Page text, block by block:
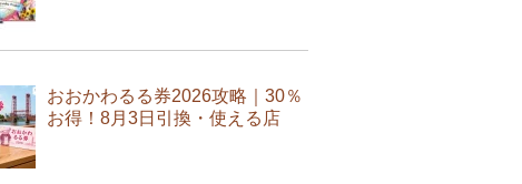
おおかわるる券2026攻略｜30％
お得！8月3日引換・使える店